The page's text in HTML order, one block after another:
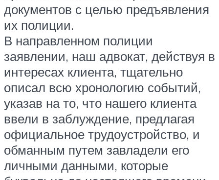
документов с целью предъявления
их полиции.
В направленном полиции
заявлении, наш адвокат, действуя в
интересах клиента, тщательно
описал всю хронологию событий,
указав на то, что нашего клиента
ввели в заблуждение, предлагая
официальное трудоустройство, и
обманным путем завладели его
личными данными, которые